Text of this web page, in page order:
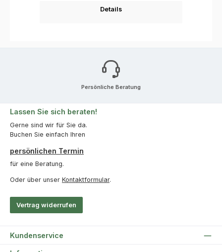
Details
Persönliche Beratung
Lassen Sie sich beraten!
Gerne sind wir für Sie da.
Buchen Sie einfach Ihren
persönlichen Termin
für eine Beratung.
Oder über unser Kontaktformular.
Vertrag widerrufen
Kundenservice